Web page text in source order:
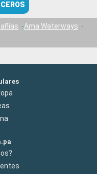
Ama Waterways